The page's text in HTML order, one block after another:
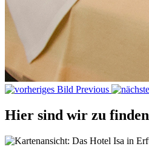
Previous
Hier sind wir zu finden